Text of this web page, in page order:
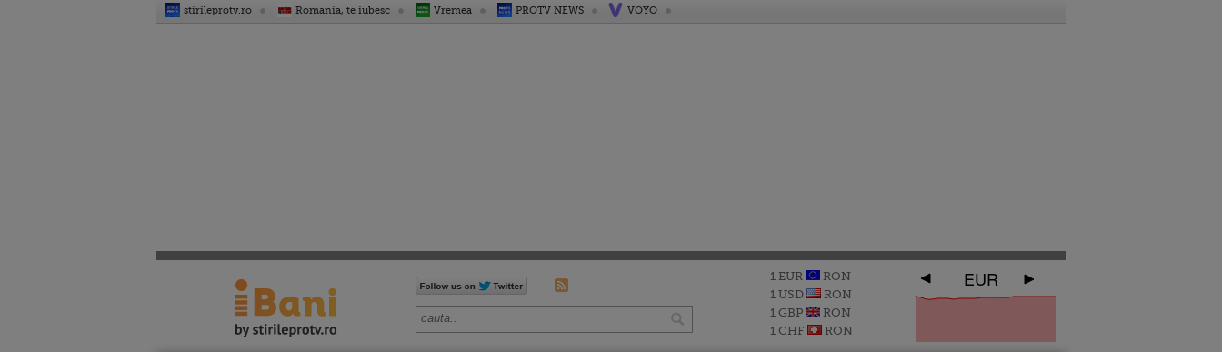
stirileprotv.ro Romania, te iubesc Vremea PROTV NEWS VOYO
1 EUR
RON
1 USD
RON
1 GBP
RON
1 CHF
RON
EUR